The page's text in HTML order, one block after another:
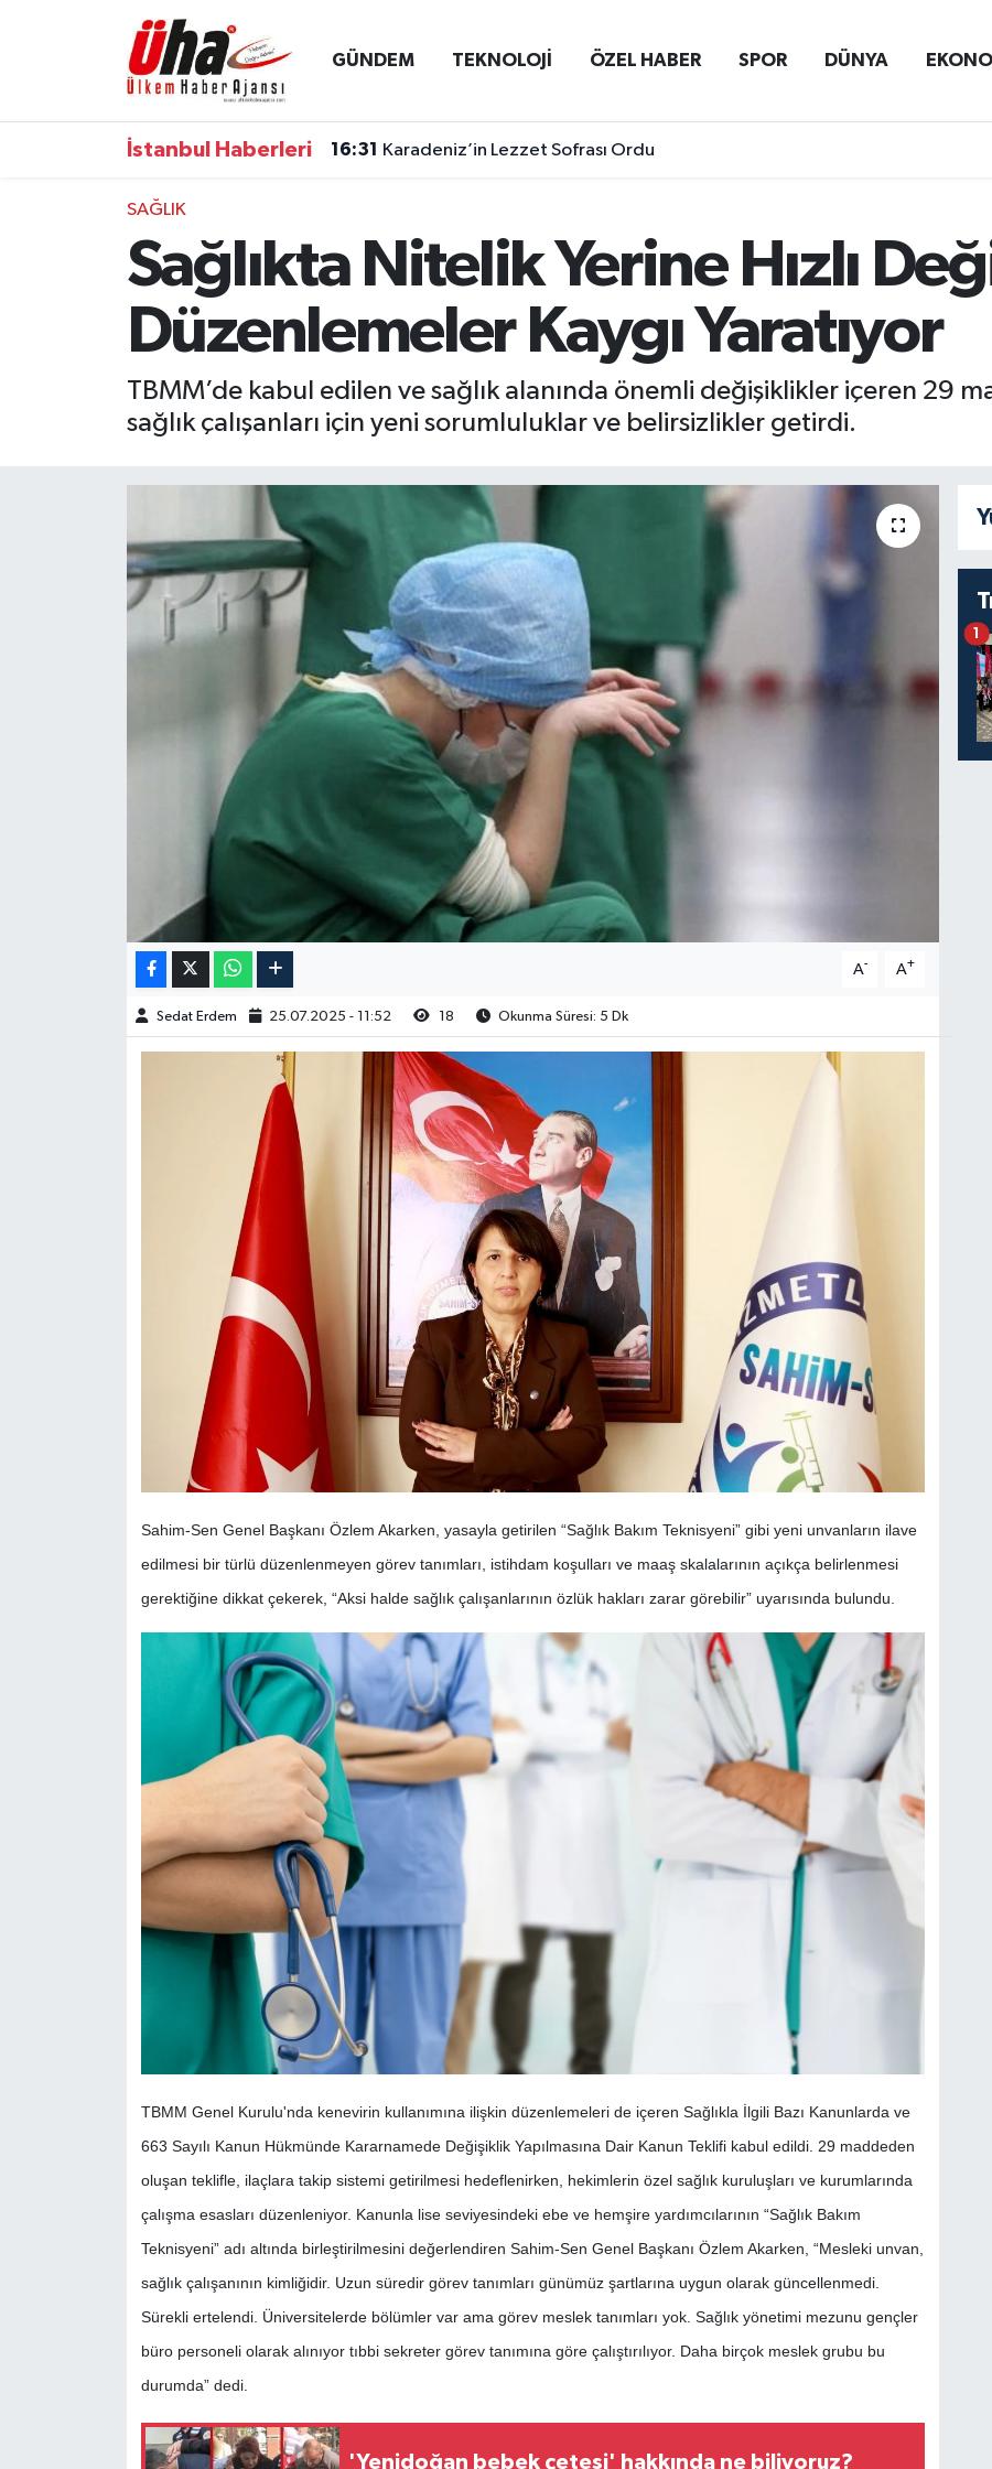
GÜNDEM TEKNOLOJİ ÖZEL HABER SPOR DÜNYA
İstanbul Haberleri 16:31 Karadeniz’in Lezzet Sofrası Ordu
SAĞLIK
Sağlıkta Nitelik Yerine Hızlı
Düzenlemeler Kaygı Yaratıyor
TBMM’de kabul edilen ve sağlık alanında önemli değişiklikler içeren 29
sağlık çalışanları için yeni sorumluluklar ve belirsizlikler getirdi.
A- A+
Sedat Erdem 25.07.2025 - 11:52 18 Okunma Süresi: 5 Dk
Sahim-Sen Genel Başkanı Özlem Akarken, yasayla getirilen “Sağlık Bakım Teknisyeni” gibi yeni unvanların ilave
edilmesi bir türlü düzenlenmeyen görev tanımları, istihdam koşulları ve maaş skalalarının açıkça belirlenmesi
gerektiğine dikkat çekerek, “Aksi halde sağlık çalışanlarının özlük hakları zarar görebilir” uyarısında bulundu.
TBMM Genel Kurulu'nda kenevirin kullanımına ilişkin düzenlemeleri de içeren Sağlıkla İlgili Bazı Kanunlarda ve
663 Sayılı Kanun Hükmünde Kararnamede Değişiklik Yapılmasına Dair Kanun Teklifi kabul edildi. 29 maddeden
oluşan teklifle, ilaçlara takip sistemi getirilmesi hedeflenirken, hekimlerin özel sağlık kuruluşları ve kurumlarında
çalışma esasları düzenleniyor. Kanunla lise seviyesindeki ebe ve hemşire yardımcılarının “Sağlık Bakım
Teknisyeni” adı altında birleştirilmesini değerlendiren Sahim-Sen Genel Başkanı Özlem Akarken, “Mesleki unvan,
sağlık çalışanının kimliğidir. Uzun süredir görev tanımları günümüz şartlarına uygun olarak güncellenmedi.
Sürekli ertelendi. Üniversitelerde bölümler var ama görev meslek tanımları yok. Sağlık yönetimi mezunu gençler
büro personeli olarak alınıyor tıbbi sekreter görev tanımına göre çalıştırılıyor. Daha birçok meslek grubu bu
durumda” dedi.
'Yenidoğan bebek çetesi' hakkında ne biliyoruz?
1
İstanbul Nöbetçi Eczaneler
İstanbul Hava Durumu
İstanbul Namaz Vakitleri
İstanbul Trafik Yoğunluk Haritası
Süper Lig Puan Durumu ve Fikstür
Son Dakika Haberleri